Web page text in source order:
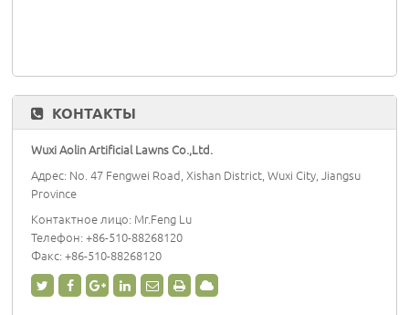
КОНТАКТЫ
Wuxi Aolin Artificial Lawns Co.,Ltd.
Адрес: No. 47 Fengwei Road, Xishan District, Wuxi City, Jiangsu
Province
Контактное лицо: Mr.Feng Lu
Телефон:+86-510-88268120
Факс: +86-510-88268120